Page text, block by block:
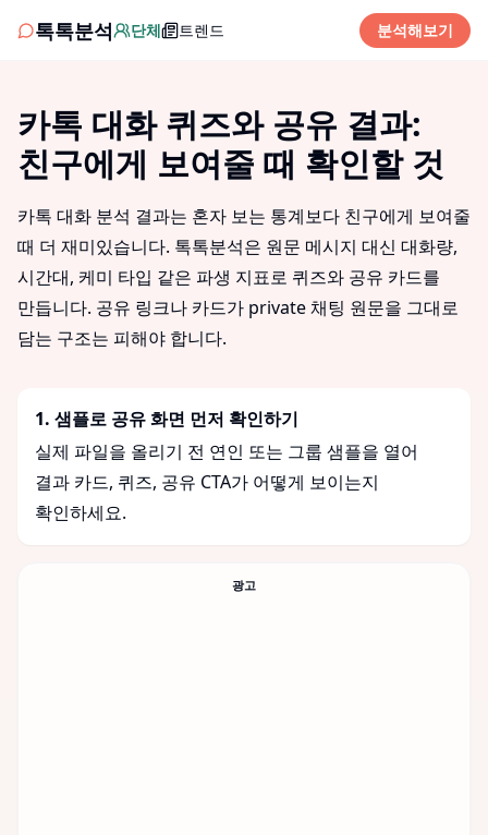
톡톡분석 단체 트렌드 분석해보기
카톡 대화 퀴즈와 공유 결과:
친구에게 보여줄 때 확인할 것
카톡 대화 분석 결과는 혼자 보는 통계보다 친구에게 보여줄
때 더 재미있습니다. 톡톡분석은 원문 메시지 대신 대화량,
시간대, 케미 타입 같은 파생 지표로 퀴즈와 공유 카드를
만듭니다. 공유 링크나 카드가 private 채팅 원문을 그대로
담는 구조는 피해야 합니다.
1. 샘플로 공유 화면 먼저 확인하기
실제 파일을 올리기 전 연인 또는 그룹 샘플을 열어
결과 카드, 퀴즈, 공유 CTA가 어떻게 보이는지
확인하세요.
광고